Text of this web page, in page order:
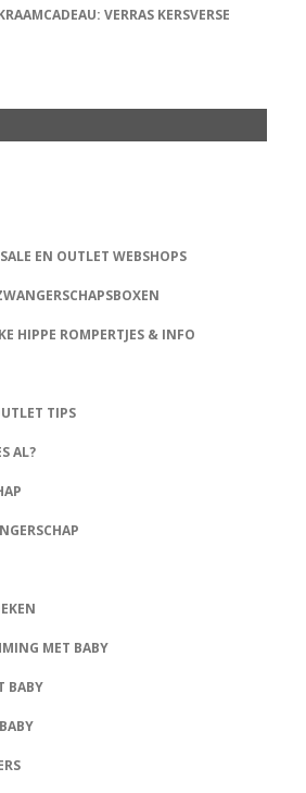
VERRAS KERSVERSE
EN OUTLET WEBSHOPS
HIPPE ROMPERTJES & INFO
TIPS
AL?
MET BABY
BABY